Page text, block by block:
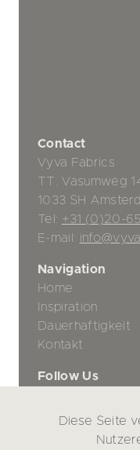
Contact
Vyva Fabrics
TT. Vasumweg
1033 SH
Tel: +31 (0)20-
E-mail:
Navigation
Home
Inspiration
Dauerhaftigkeit
Kontakt
Follow Us
Datenschutz-
Diese Seite